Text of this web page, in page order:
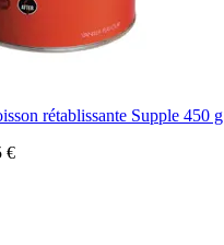
rétablissante Supple 450 g
€